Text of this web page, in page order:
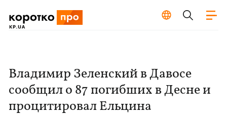
Владимир Зеленский в Давосе
сообщил о 87 погибших в Десне и
процитировал Ельцина